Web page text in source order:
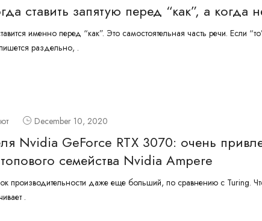
ставить запятую перед “как”, а когда
именно перед “как”. Это самостоятельная часть речи. Если
раздельно, .
December 10, 2020
Nvidia GeForce RTX 3070: очень
семейства Nvidia Ampere
производительности даже еще больший, по сравнению с Turing.
.